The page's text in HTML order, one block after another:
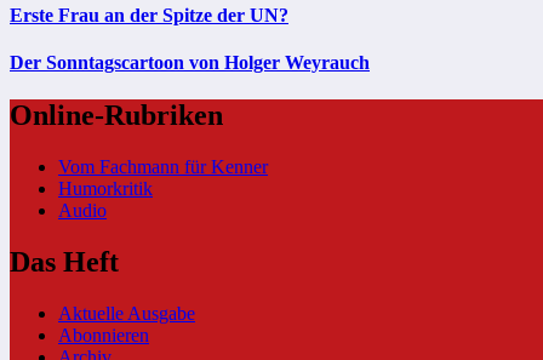
Erste Frau an der Spitze der UN?
Der Sonntagscartoon von Holger Weyrauch
Online-Rubriken
Vom Fachmann für Kenner
Humorkritik
Audio
Das Heft
Aktuelle Ausgabe
Abonnieren